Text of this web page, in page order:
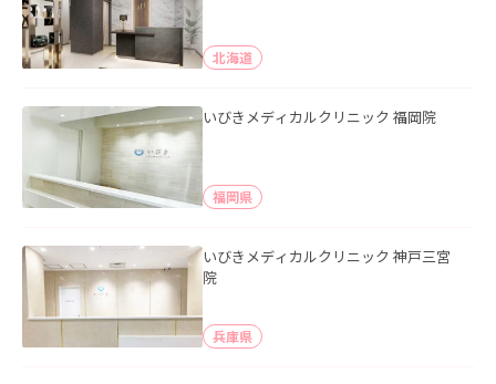
北海道
いびきメディカルクリニック 福岡院
福岡県
いびきメディカルクリニック 神戸三宮
院
兵庫県